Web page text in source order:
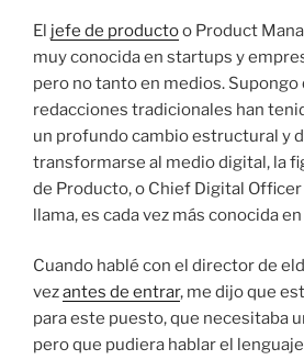
El jefe de productoo Product
muy conocida en startups y
pero no tanto en medios. Supongo
redacciones tradicionales han
un profundo cambio estructural y
transformarse al medio digital, la
de Producto, o Chief Digital
llama, es cada vez más conocida
Cuando hablé con el director de
vezantes de entrar, me dijo que
para este puesto, que necesitaba
pero que pudiera hablar el